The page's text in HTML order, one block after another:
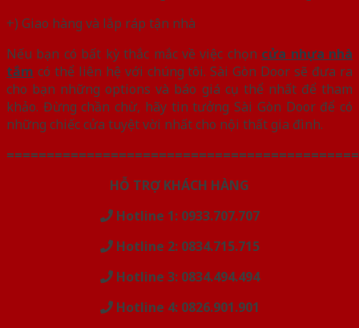
+) Giao hàng và lắp ráp tận nhà
Nếu bạn có bất kỳ thắc mắc về việc chọn cửa nhựa nhà
tắm có thể liên hệ với chúng tôi. Sài Gòn Door sẽ đưa ra
cho bạn những options và báo giá cụ thể nhất để tham
khảo. Đừng chần chừ, hãy tin tưởng Sài Gòn Door để có
những chiếc cửa tuyệt vời nhất cho nội thất gia đình.
HỖ TRỢ KHÁCH HÀNG
Hotline 1: 0933.707.707
Hotline 2: 0834.715.715
Hotline 3: 0834.494.494
Hotline 4: 0826.901.901